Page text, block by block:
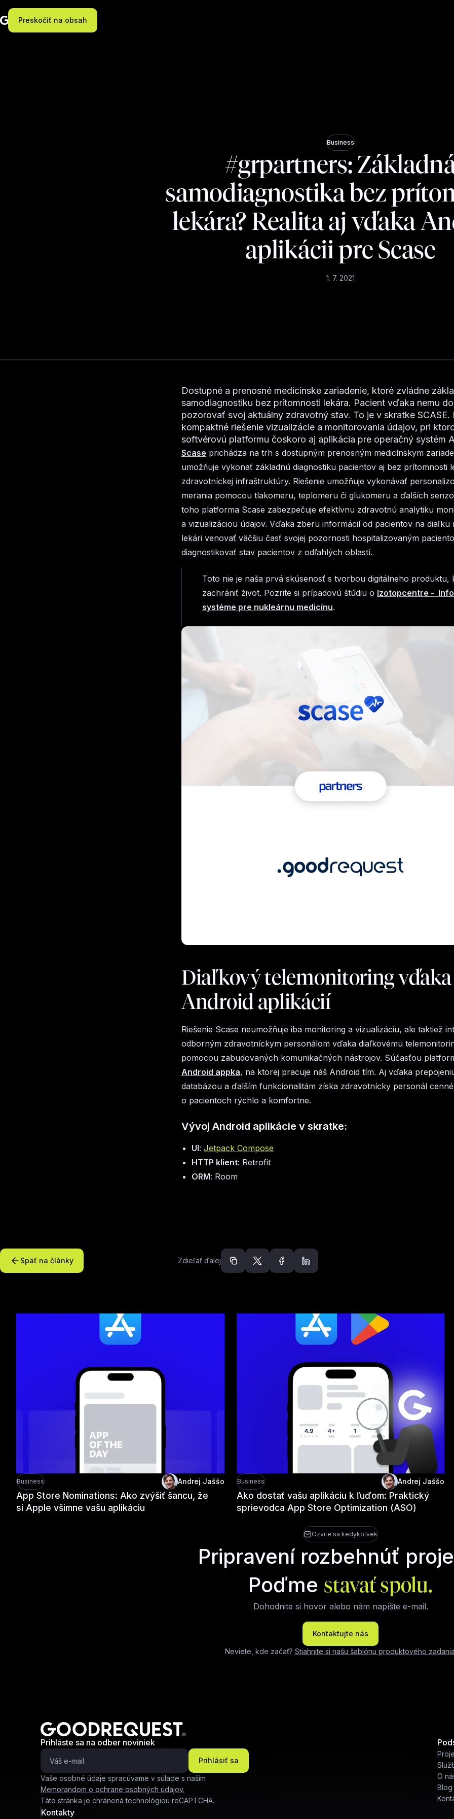
Preskočiť na obsah
Business
#grpartners:
samodiagnostika bez
lekára? Realita aj vďaka
aplikácii pre Scase
1. 7. 2021
Dostupné a prenosné medicínske zariadenie, ktoré zvládne
samodiagnostiku bez prítomnosti lekára. Pacient vďaka nemu
pozorovať svoj aktuálny zdravotný stav. To je v skratke SCASE.
kompaktné riešenie vizualizácie a monitorovania údajov, pri
softvérovú platformu čoskoro aj aplikácia pre operačný systém
Scase prichádza na trh s dostupným prenosným medicínskym
umožňuje vykonať základnú diagnostiku pacientov aj bez prítomnosti
zdravotníckej infraštruktúry. Riešenie umožňuje vykonávať
merania pomocou tlakomeru, teplomeru či glukomeru a ďalších
toho platforma Scase zabezpečuje efektívnu zdravotnú analytiku
a vizualizáciou údajov. Vďaka zberu informácií od pacientov na diaľku
lekári venovať väčšiu časť svojej pozornosti hospitalizovaným
diagnostikovať stav pacientov z odľahlých oblastí.
Toto nie je naša prvá skúsenosť s tvorbou digitálneho produktu,
zachrániť život. Pozrite si prípadovú štúdiu o Izotopcentre -
systéme pre nukleárnu medicínu.
Diaľkový telemonitoring vďaka
Android aplikácií
Riešenie Scase neumožňuje iba monitoring a vizualizáciu, ale taktiež
odborným zdravotníckym personálom vďaka diaľkovému
pomocou zabudovaných komunikačných nástrojov. Súčasťou
Android appka, na ktorej pracuje náš Android tím. Aj vďaka
databázou a ďalším funkcionalitám získa zdravotnícky personál
o pacientoch rýchlo a komfortne.
Vývoj Android aplikácie v skratke:
UI: Jetpack Compose
HTTP klient: Retrofit
ORM: Room
Späť na články Zdieľať ďalej
Odporúčané články
Business Andrej Jaššo
App Store Nominations: Ako zvýšiť šancu, že
si Apple všimne vašu aplikáciu
Business Andrej Jaššo
Ako dostať vašu aplikáciu k ľuďom: Praktický
sprievodca App Store Optimization (ASO)
Ozvite sa kedykoľvek
Pripravení rozbehnúť
Poďme stavať spolu.
Dohodnite si hovor alebo nám napíšte e-mail.
Kontaktujte nás
Neviete, kde začať? Stiahnite si našu šablónu produktového
Prihláste sa na odber noviniek
Prihlásiť sa
Vaše osobné údaje spracúvame v súlade s naším
Memorandom o ochrane osobných údajov.
Táto stránka je chránená technológiou reCAPTCHA.
Kontakty
O
Blog